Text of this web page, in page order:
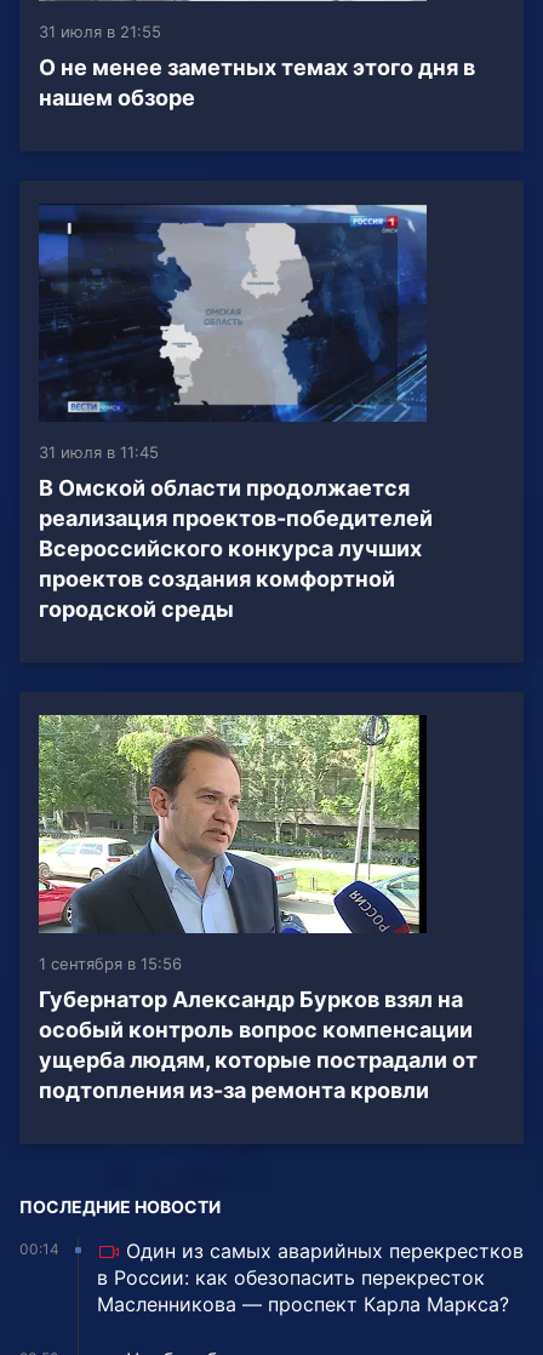
31 июля в 21:55
О не менее заметных темах этого дня в
нашем обзоре
31 июля в 11:45
В Омской области продолжается
реализация проектов-победителей
Всероссийского конкурса лучших
проектов создания комфортной
городской среды
1 сентября в 15:56
Губернатор Александр Бурков взял на
особый контроль вопрос компенсации
ущерба людям, которые пострадали от
подтопления из-за ремонта кровли
ПОСЛЕДНИЕ НОВОСТИ
00:14
Один из самых аварийных перекрестков
в России: как обезопасить перекресток
Масленникова — проспект Карла Маркса?